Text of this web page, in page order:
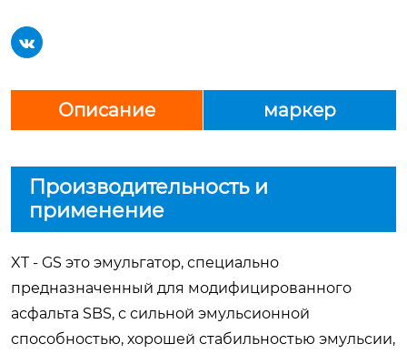

Описание маркер
Производительность и
применение
XT - GS это эмульгатор, специально
предназначенный для модифицированного
асфальта SBS, с сильной эмульсионной
способностью, хорошей стабильностью эмульсии,